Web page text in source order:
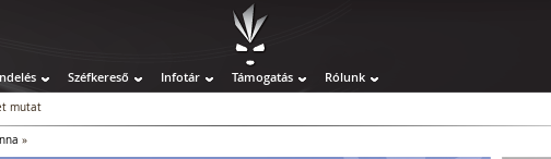
Széfkereső Infotár Támogatás Rólunk
mutat
»